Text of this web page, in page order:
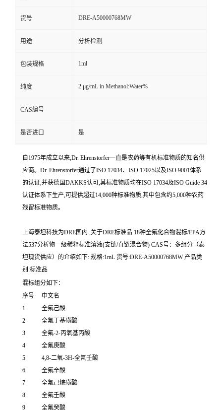
货号 DRE-A50000768MW
用途 分析检测
包装规格 1ml
纯度 2 μg/mL in Methanol:Water%
CAS编号
是否进口 是
自1975年成立以来,Dr. Ehrenstorfer一直是农药等有机标准物质的知名供
应商。Dr. Ehrenstorfer通过了ISO 17034、ISO 17025以及ISO 9001体系
的认证,并获德国DAKKS认可,其标准物质均在ISO 17034及ISO Guide 34
认证体系下生产,可提供超过14,000种标准物质,其中包含约5,000种农药
残留标准物质。
上海泰坦科技为DRE国内 ,关于DRE标准品 18种全氟化合物混标/EPA方
法537分析物一级稀释标准溶液(支链/直链混合物) CAS号：多组分（泰
坦现货供应）的介绍如下: 规格:1mL 货号:DRE-A50000768MW 产品类
别:标准品
混标组分如下：
序号
中文名
1
全氟己酸
2
全氟丁基磺酸
3
全氟-2-丙氧基丙酸
4
全氟庚酸
5
4,8-二氧-3H-全氟壬酸
6
全氟辛酸
7
全氟己烷磺酸
8
全氟壬酸
9
全氟癸酸